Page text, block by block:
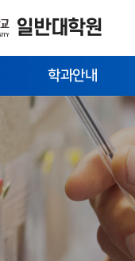
일반대학원
학과안내
인문사회계열
공학계열
예체능계열